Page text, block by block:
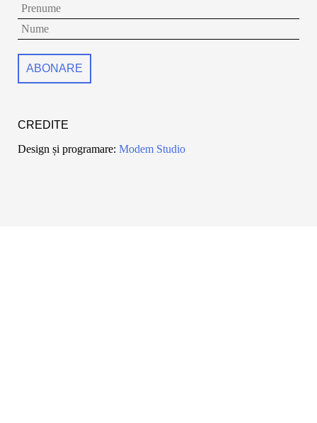
CREDITE
Design și programare: Modem Studio